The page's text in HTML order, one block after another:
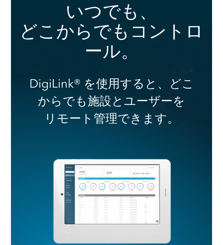
いつでも、
どこからでもコントロ
ール。
DigiLink® を使用すると、どこ
からでも施設とユーザーを
リモート管理できます。